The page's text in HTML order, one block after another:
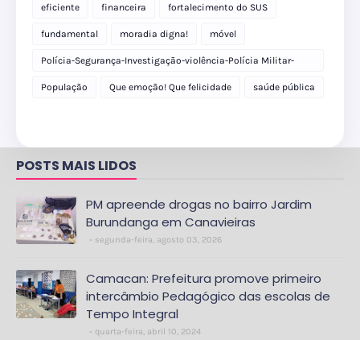
eficiente financeira fortalecimento do SUS
fundamental moradia digna! móvel
Polícia-Segurança-Investigação-violência-Polícia Militar-
delegacia
População Que emoção! Que felicidade saúde pública
POSTS MAIS LIDOS
PM apreende drogas no bairro Jardim
Burundanga em Canavieiras
segunda-feira, agosto 03, 2026
Camacan: Prefeitura promove primeiro
intercâmbio Pedagógico das escolas de
Tempo Integral
quarta-feira, abril 10, 2024